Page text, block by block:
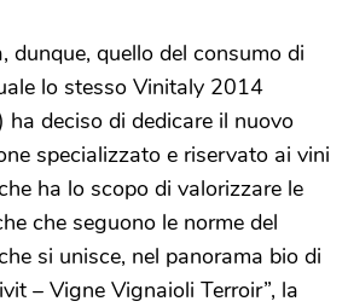
dunque, quello del consumo di
lo stesso Vinitaly 2014
ha deciso di dedicare il nuovo
specializzato e riservato ai vini
ha lo scopo di valorizzare le
che seguono le norme del
si unisce, nel panorama bio di
– Vigne Vignaioli Terroir”, la